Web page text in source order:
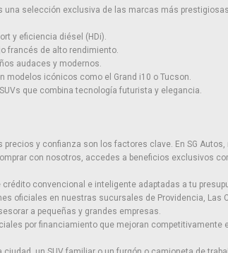
una selección exclusiva de las marcas más
y eficiencia diésel (HDi).
francés de alto rendimiento.
audaces y modernos.
modelos icónicos como el Grand i10 o Tucson.
que combina tecnología futurista y elegancia.
precios y confianza son los factores clave. En SG
con nosotros, accedes a beneficios exclusivos
crédito convencional e inteligente adaptadas a tu
oficiales en nuestras sucursales de Providencia, Las
a pequeñas y grandes empresas.
por financiamiento que mejoran competitivamente